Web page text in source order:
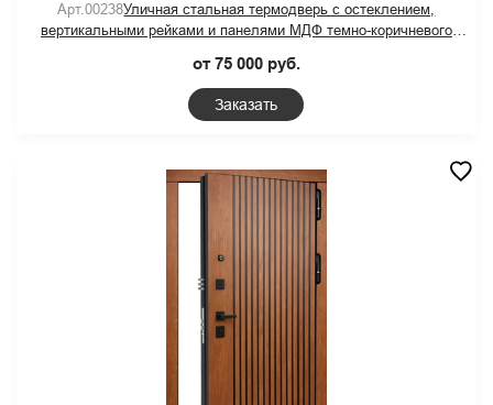
Арт.00238Уличная стальная термодверь с остеклением,
вертикальными рейками и панелями МДФ темно-коричневого
от 75 000 руб.
Заказать